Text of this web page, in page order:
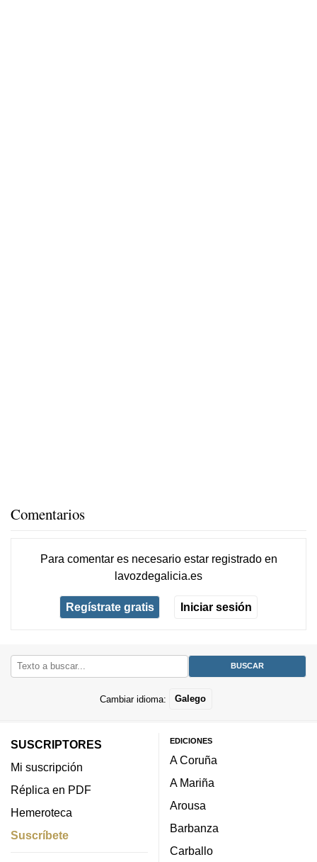
Comentarios
Para comentar es necesario estar registradoen
lavozdegalicia.es
Regístrate gratis Iniciar sesión
Cambiar idioma: Galego
SUSCRIPTORES
Mi suscripción
Réplica en PDF
Hemeroteca
Suscríbete
EDICIONES
A Coruña
A Mariña
Arousa
Barbanza
Carballo